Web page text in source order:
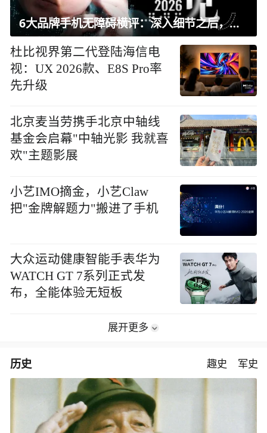
6大品牌手机无障碍横评：深入细节之后，似乎只有苹果能挺住？｜ 看见2026
杜比视界第二代登陆海信电
视：UX 2026款、E8S Pro率
先升级
北京麦当劳携手北京中轴线
基金会启幕"中轴光影 我就喜
欢"主题影展
小艺IMO摘金，小艺Claw
把"金牌解题力"搬进了手机
大众运动健康智能手表华为
WATCH GT 7系列正式发
布，全能体验无短板
展开更多
历史 趣史 军史